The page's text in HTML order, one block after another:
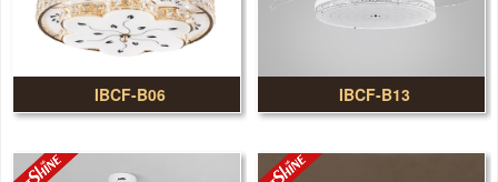
IBCF-B06 IBCF-B13